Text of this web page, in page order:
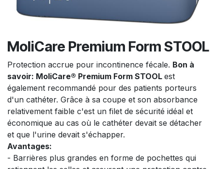
MoliCare Premium Form STOOL
Protection accrue pour incontinence fécale. Bon à
savoir: MoliCare® Premium Form STOOL est
également recommandé pour des patients porteurs
d'un cathéter. Grâce à sa coupe et son absorbance
relativement faible c'est un filet de sécurité idéal et
économique au cas où le cathéter devait se détacher
et que l'urine devait s'échapper.
Avantages:
- Barrières plus grandes en forme de pochettes qui